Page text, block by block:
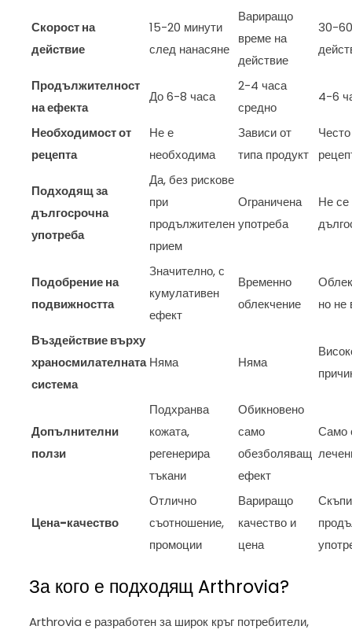
Скорост на
действие
15-20 минути
след нанасяне
Вариращо
време на
действие
30-
Продължителност
на ефекта
До 6-8 часа
2-4 часа
средно
4-6
Необходимост от
рецепта
Не е
необходима
Зависи от
типа продукт
Подходящ за
дългосрочна
употреба
Да, без рискове
при
продължителен
прием
Ограничена
употреба
Не се
Подобрение на
подвижността
Значително, с
кумулативен
ефект
Временно
облекчение
но не
Въздействие върху
храносмилателната
система
Няма Няма
Допълнителни
ползи
Подхранва
кожата,
регенерира
тъкани
Обикновено
само
обезболяващ
ефект
Само
Цена-качество
Отлично
съотношение,
промоции
Вариращо
качество и
цена
За кого е подходящ Arthrovia?
Arthrovia е разработен за широк кръг потребители,